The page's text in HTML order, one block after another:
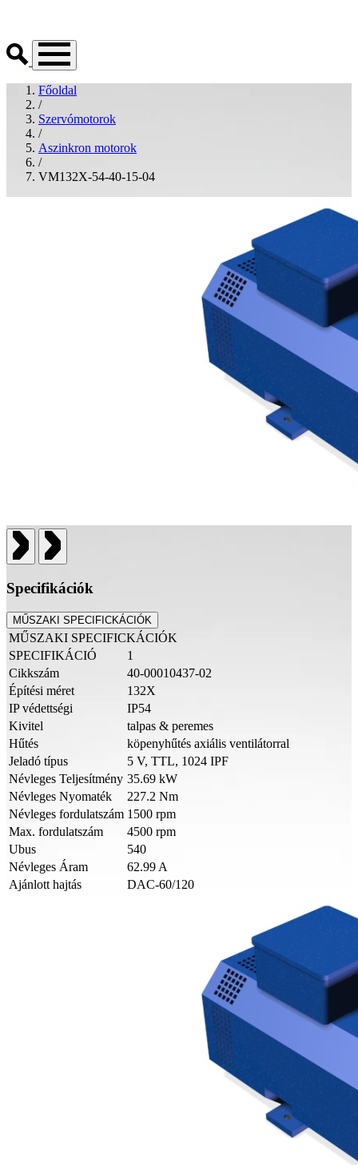
Főoldal
/
Szervómotorok
/
Aszinkron motorok
/
VM132X-54-40-15-04
Specifikációk
MŰSZAKI SPECIFICKÁCIÓK
MŰSZAKI SPECIFICKÁCIÓK
SPECIFIKÁCIÓ
1
Cikkszám
40-00010437-02
Építési méret
132X
IP védettségi
IP54
Kivitel
talpas & peremes
Hűtés
köpenyhűtés axiális ventilátorral
Jeladó típus
5 V, TTL, 1024 IPF
Névleges Teljesítmény 35.69 kW
Névleges Nyomaték
227.2 Nm
Névleges fordulatszám 1500 rpm
Max. fordulatszám
4500 rpm
Ubus
540
Névleges Áram
62.99 A
Ajánlott hajtás
DAC-60/120